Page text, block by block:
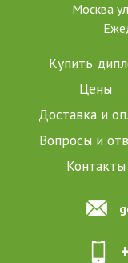
Москва
Купить
Цены
Доставка и
Вопросы и
Контакты